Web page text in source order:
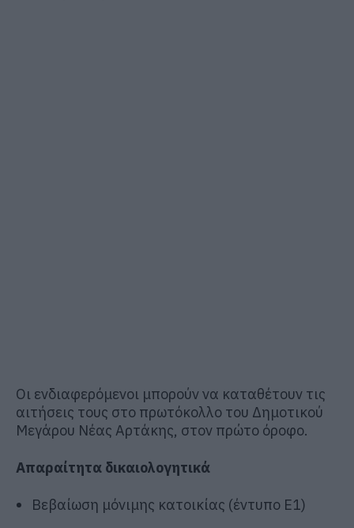
Οι ενδιαφερόμενοι μπορούν να καταθέτουν τις
αιτήσεις τους στο πρωτόκολλο του Δημοτικού
Μεγάρου Νέας Αρτάκης, στον πρώτο όροφο.
Απαραίτητα δικαιολογητικά
Βεβαίωση μόνιμης κατοικίας (έντυπο Ε1)